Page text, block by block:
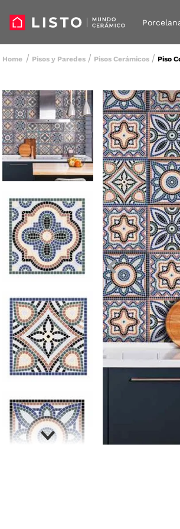
Pisos y Paredes Pisos Cerámicos Piso